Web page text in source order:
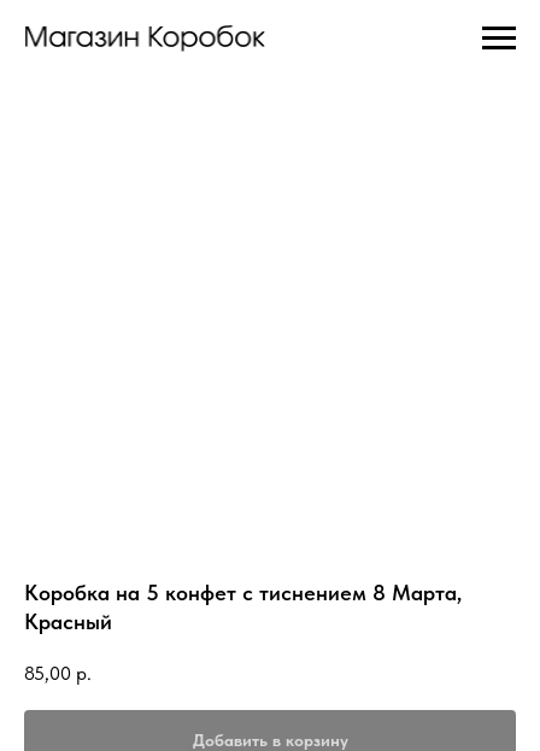
Коробка на 5 конфет с тиснением 8 Марта,
Красный
85,00 р.
Добавить в корзину